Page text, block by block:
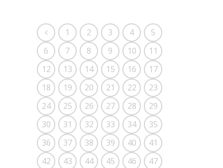
1 2 3 4
5
6
7 8 9 10
11
12
13 14 15 16
17
18
19 20 21 22
23
24
25 26 27 28
29
30
31 32 33 34
35
36
37 38 39 40
41
42
43 44 45 46
47